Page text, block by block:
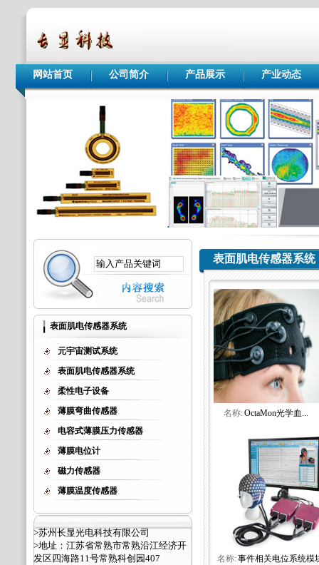
网站首页 公司简介 产品展示 产业动态
表面肌电传感器系统
元宇宙测试系统
表面肌电传感器系统
柔性电子设备
薄膜弯曲传感器
电容式薄膜压力传感器
薄膜电位计
磁力传感器
薄膜温度传感器
>苏州长显光电科技有限公司
>地址：江苏省常熟市常熟沿江经济开
发区四海路11号常熟科创园407
表面肌电传感器系统
名称:OctaMon光学血...
名称:事件相关电位系统模